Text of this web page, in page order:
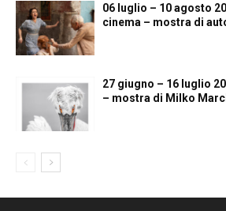
06 luglio – 10 agosto
cinema – mostra di
27 giugno – 16 luglio
– mostra di Milko